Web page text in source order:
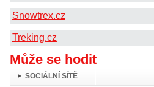
Snowtrex.cz
Treking.cz
Může se hodit
SOCIÁLNÍ SÍTĚ